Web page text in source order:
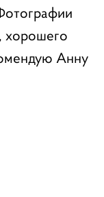
хорошего
Анну